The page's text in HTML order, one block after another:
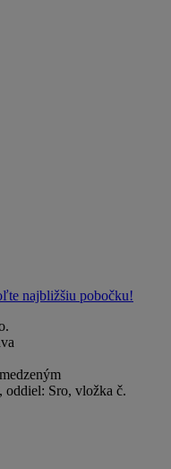
najbližšiu pobočku!
oddiel: Sro, vložka č.